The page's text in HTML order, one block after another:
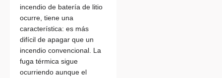
incendio de batería de litio
ocurre, tiene una
característica: es más
difícil de apagar que un
incendio convencional. La
fuga térmica sigue
ocurriendo aunque el